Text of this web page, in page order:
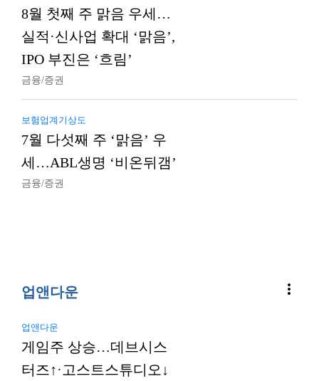
8월 첫째 주 맑음 우세…
실적·신사업 확대 ‘맑음’,
IPO 부진은 ‘흐림’
금융/증권
보험업계기상도
7월 다섯째 주 ‘맑음’ 우
세…ABL생명 ‘비온뒤갬’
금융/증권
업앤다운 more_vert
업앤다운
게임주 상승…데브시스
터즈↑·고스트스튜디오↓